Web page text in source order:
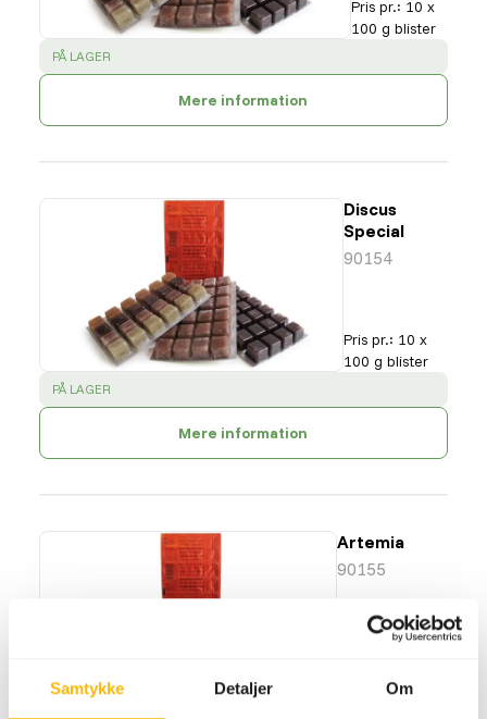
Samtykke Detaljer Om
Pris pr.: 10 x
100 g blister
SUCCESS
PÅ LAGER
Mere information
Discus
Special
90154
Pris pr.: 10 x
100 g blister
SUCCESS
PÅ LAGER
Mere information
Artemia
90155
100 g blister